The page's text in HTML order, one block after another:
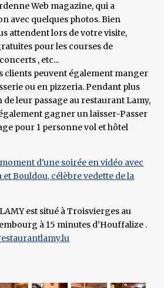
Web magazine, qui a
avec quelques photos. Bien
attendent lors de votre visite,
pour les courses de
, etc...
clients peuvent également manger
ou en pizzeria. Pendant plus
de leur passage au restaurant Lamy,
gagner un laisser-Passer
pour 1 personne vol et hôtel
d'une soirée en vidéo avec
Bouldou, célèbre vedette de la
est situé à Troisvierges au
à 15 minutes d’Houffalize .